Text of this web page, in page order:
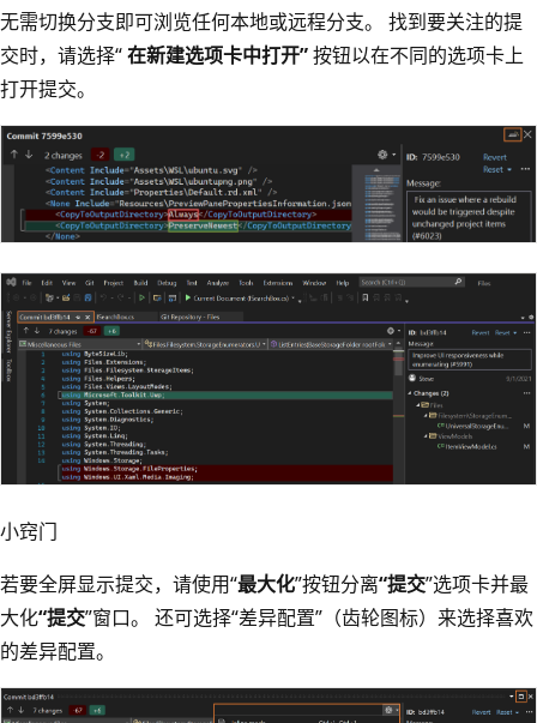
无需切换分支即可浏览任何本地或远程分支。 找到要关注的提
交时，请选择“在新建选项卡中打开”按钮以在不同的选项卡上
打开提交。
小窍门
若要全屏显示提交，请使用“最大化”按钮分离“提交”选项卡并最
大化“提交”窗口。 还可选择“差异配置”（齿轮图标）来选择喜欢
的差异配置。